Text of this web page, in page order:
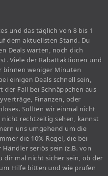
und das täglich von 8 bis 1
dem aktuellsten Stand. Du
Deals warten, noch dich
Viele der Rabattaktionen und
binnen weniger Minuten
einigen Deals schnell sein,
der Fall bei Schnäppchen aus
Finanzen, oder
Sollten wir einmal nicht
rechtzeitig sehen, kannst
uns umgehend um die
die 10% Regel, die bei
seriös sein (z.B. von
dir mal nicht sicher sein, ob der
Hilfe bitten und wie prüfen